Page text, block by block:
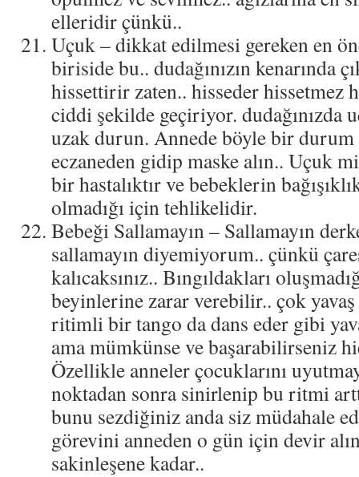
elleridir çünkü..
Uçuk – dikkat edilmesi gereken en
biriside bu.. dudağınızın kenarında
hissettirir zaten.. hisseder hissetmez
ciddi şekilde geçiriyor. dudağınızda
uzak durun. Annede böyle bir durum
eczaneden gidip maske alın.. Uçuk
bir hastalıktır ve bebeklerin
olmadığı için tehlikelidir.
Bebeği Sallamayın – Sallamayın
sallamayın diyemiyorum.. çünkü
kalıcaksınız.. Bıngıldakları
beyinlerine zarar verebilir.. çok
ritimli bir tango da dans eder gibi
ama mümkünse ve başarabilirseniz
Özellikle anneler çocuklarını
noktadan sonra sinirlenip bu ritmi
bunu sezdiğiniz anda siz müdahale
görevini anneden o gün için devir
sakinleşene kadar..